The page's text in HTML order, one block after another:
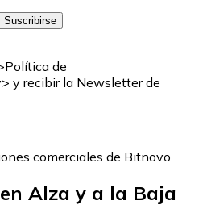
Suscribirse
de
y recibir la Newsletter de
comerciales de Bitnovo
Alza y a la Baja